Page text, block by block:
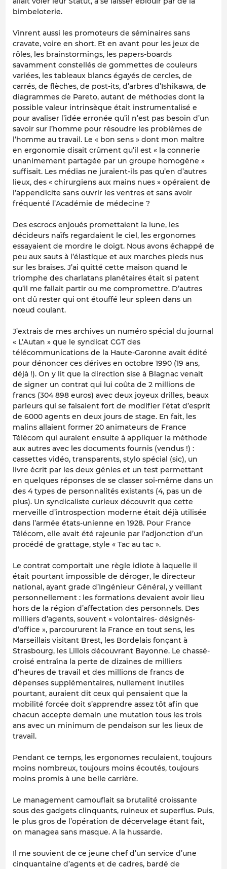
bimbeloterie.
Vinrent aussi les promoteurs de séminaires sans
cravate, voire en short. Et en avant pour les jeux de
rôles, les brainstormings, les papers-boards
savamment constellés de gommettes de couleurs
variées, les tableaux blancs égayés de cercles, de
carrés, de flèches, de post-its, d’arbres d’Ishikawa, de
diagrammes de Pareto, autant de méthodes dont la
possible valeur intrinsèque était instrumentalisé e
pour avaliser l’idée erronée qu’il n’est pas besoin d’un
savoir sur l’homme pour résoudre les problèmes de
l’homme au travail. Le « bon sens » dont mon maître
en ergonomie disait crûment qu’il est « la connerie
unanimement partagée par un groupe homogène »
suffisait. Les médias ne juraient-ils pas qu’en d’autres
lieux, des « chirurgiens aux mains nues » opéraient de
l’appendicite sans ouvrir les ventres et sans avoir
fréquenté l’Académie de médecine ?
Des escrocs enjoués promettaient la lune, les
décideurs naïfs regardaient le ciel, les ergonomes
essayaient de mordre le doigt. Nous avons échappé de
peu aux sauts à l’élastique et aux marches pieds nus
sur les braises. J’ai quitté cette maison quand le
triomphe des charlatans planétaires était si patent
qu’il me fallait partir ou me compromettre. D’autres
ont dû rester qui ont étouffé leur spleen dans un
nœud coulant.
J’extrais de mes archives un numéro spécial du journal
« L’Autan » que le syndicat CGT des
télécommunications de la Haute-Garonne avait édité
pour dénoncer ces dérives en octobre 1990 (19 ans,
déjà !). On y lit que la direction sise à Blagnac venait
de signer un contrat qui lui coûta de 2 millions de
francs (304 898 euros) avec deux joyeux drilles, beaux
parleurs qui se faisaient fort de modifier l’état d’esprit
de 6000 agents en deux jours de stage. En fait, les
malins allaient former 20 animateurs de France
Télécom qui auraient ensuite à appliquer la méthode
aux autres avec les documents fournis (vendus !) :
cassettes vidéo, transparents, stylo spécial (sic), un
livre écrit par les deux génies et un test permettant
en quelques réponses de se classer soi-même dans un
des 4 types de personnalités existants (4, pas un de
plus). Un syndicaliste curieux découvrit que cette
merveille d’introspection moderne était déjà utilisée
dans l’armée états-unienne en 1928. Pour France
Télécom, elle avait été rajeunie par l’adjonction d’un
procédé de grattage, style « Tac au tac ».
Le contrat comportait une règle idiote à laquelle il
était pourtant impossible de déroger, le directeur
national, ayant grade d’Ingénieur Général, y veillant
personnellement : les formations devaient avoir lieu
hors de la région d’affectation des personnels. Des
milliers d’agents, souvent « volontaires- désignés-
d’office », parcoururent la France en tout sens, les
Marseillais visitant Brest, les Bordelais fonçant à
Strasbourg, les Lillois découvrant Bayonne. Le chassé-
croisé entraîna la perte de dizaines de milliers
d’heures de travail et des millions de francs de
dépenses supplémentaires, nullement inutiles
pourtant, auraient dit ceux qui pensaient que la
mobilité forcée doit s’apprendre assez tôt afin que
chacun accepte demain une mutation tous les trois
ans avec un minimum de pendaison sur les lieux de
travail.
Pendant ce temps, les ergonomes reculaient, toujours
moins nombreux, toujours moins écoutés, toujours
moins promis à une belle carrière.
Le management camouflait sa brutalité croissante
sous des gadgets clinquants, ruineux et superflus. Puis,
le plus gros de l’opération de décervelage étant fait,
on managea sans masque. A la hussarde.
Il me souvient de ce jeune chef d’un service d’une
cinquantaine d’agents et de cadres, bardé de